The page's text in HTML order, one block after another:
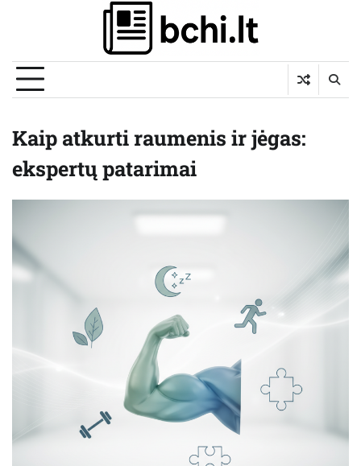
Kaip atkurti raumenis ir jėgas:
ekspertų patarimai